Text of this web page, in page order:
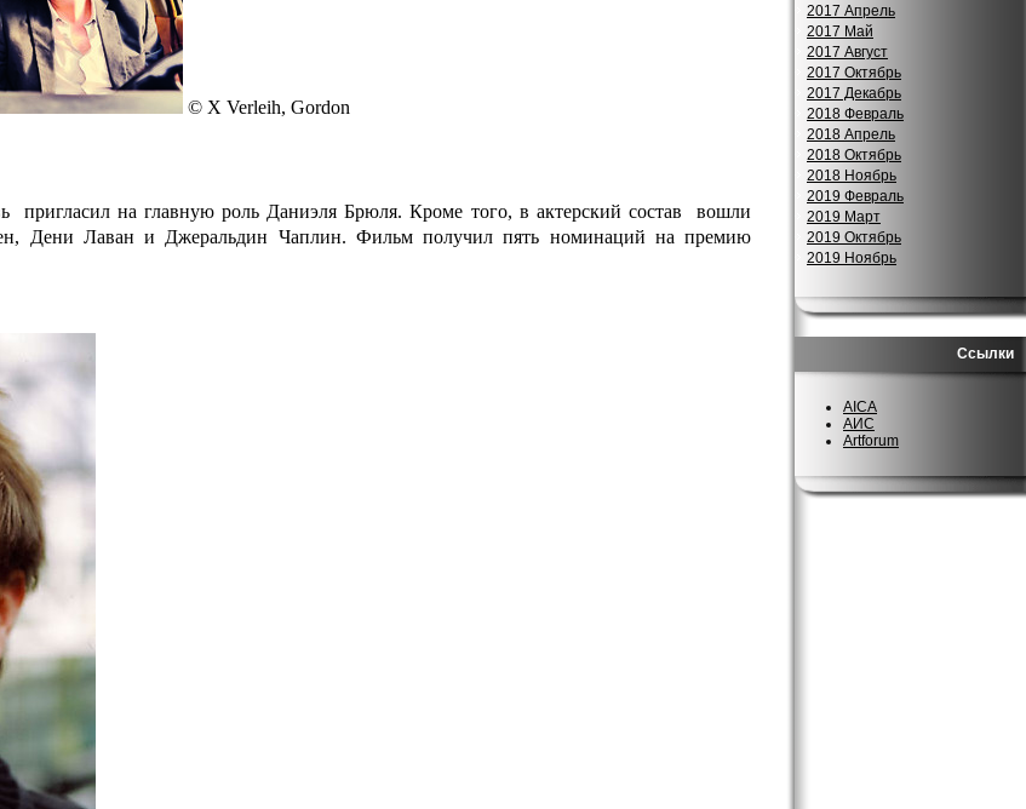
© X Verleih, Gordon
пригласил на главную роль Даниэля Брюля. Кроме того, в актерский состав вошли
Дени Лаван и Джеральдин Чаплин. Фильм получил пять номинаций на премию
2017 Апрель
2017 Май
2017 Август
2017 Октябрь
2017 Декабрь
2018 Февраль
2018 Апрель
2018 Октябрь
2018 Ноябрь
2019 Февраль
2019 Март
2019 Октябрь
2019 Ноябрь
Ссылки
AICA
АИС
Artforum